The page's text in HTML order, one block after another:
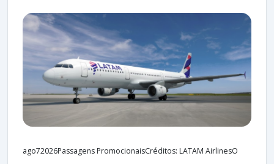
ago72026Passagens PromocionaisCréditos: LATAM AirlinesO